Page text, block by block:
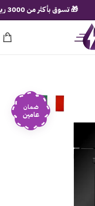
ضمان
عامين
🎁 تسوق بأكثر من 3000 ريال ولف عجلة الهدايا الفورية!